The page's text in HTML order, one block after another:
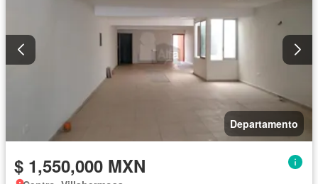
Departamento
$ 1,550,000 MXN